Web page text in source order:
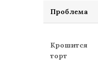
Проблема
Крошится
торт